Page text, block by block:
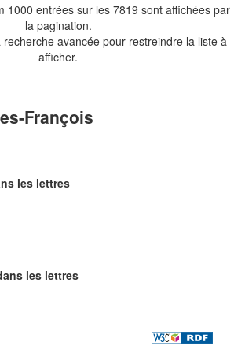
1000 entrées sur les 7819 sont affichées par
la pagination.
avancée pour restreindre la liste à
afficher.
François
les lettres
les lettres